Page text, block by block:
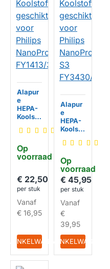
HUISMERK
Op
voorraad
Alapur
e
HEPA-
Koolsto
geschi
Philips
NanoPr
/30
€ 22,50
per stuk
Vanaf
€ 16,95
IN WINKELWAGEN
HUISMERK
Op
voorraad
Alapur
e
HEPA-
Koolsto
geschi
Philips
NanoPr
otect
S3
FY343
0/30
€ 45,95
per stuk
Vanaf
€
39,95
IN WINKELWAGEN